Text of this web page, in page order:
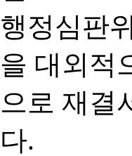
행정심판
을 대외적
으로 재결
다.